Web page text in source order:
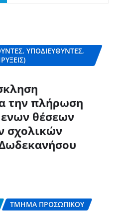
ΥΠΟΔΙΕΥΘΥΝΤΈΣ,
την πλήρωση
θέσεων
σχολικών
ΤΜΉΜΑ ΠΡΟΣΩΠΙΚΟΎ